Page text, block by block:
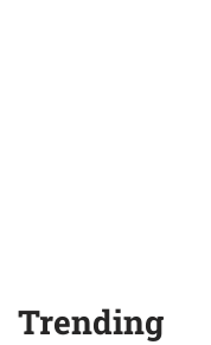
Trending